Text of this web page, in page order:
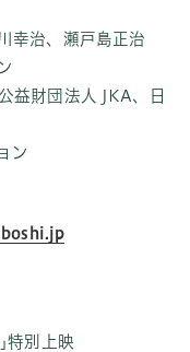
幸治、瀬戸島正治
益財団法人 JKA、日
ン
特別上映